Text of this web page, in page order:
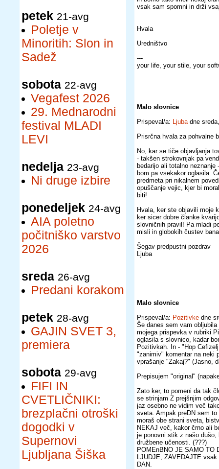
petek 21-avg
Poletje v
Minoritih: Slon in
Sadež
sobota 22-avg
Vegafest 2026
29. Mednarodni
festival MLADI
LEVI
nedelja 23-avg
Ni druge izbire
ponedeljek 24-avg
AIA poletno
počitniško varstvo
2026
sreda 26-avg
Predani korakom
petek 28-avg
GAJIN SVET 3,
premiera
sobota 29-avg
FIFI IN
CVETLIČNIKI:
brezplačni otroški
dogodki v
Supernovi
Ljubljana Šiška
vsak sam spomni in drži
Hvala
Uredništvo
---
your life, your stile, your
Malo slovnice
Prispeval/a: Ljubadne
Prisrčna hvala za pohvalne
No, kar se tiče objavljanja
- takšen strokovnjak pa
bedarijo ali totalno
bom pa vsekakor oglasila.
predmeta pri nikalnem
opuščanje vejic, kjer bi
biti!
Hvala, ker ste objavili moje
ker sicer dobre članke
slovničnih pravil! Pa mladi
misli in globokih čustev
Šegav predpustni pozdrav
Ljuba
Malo slovnice
Prispeval/a: Pozitivke dne
Še danes sem vam
mojega prispevka v rubriki
oglasila s slovnico, kadar
Pozitivkah. In - "Hop
"zanimiv" komentar na neki
vprašanje "Zakaj?" (Jasno,
Prepisujem "original"
Zato ker, to pomeni da tak
se strinjam Z prejšnjim
jaz osebno ne vidim več
sveta. Ampak preDN sem
moraš obe strani sveta,
NEKAJ več, kakor črno ali
je ponovni stik z našo
družbene učenosti. (???)
POMEnBNO JE SAMO TO
LJUDJE, ZAVEDAJTE
DAN.